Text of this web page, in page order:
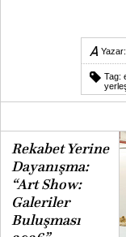
Yazar:
Tag:
Rekabet Yerine
Dayanışma:
“Art Show:
Galeriler
Buluşması